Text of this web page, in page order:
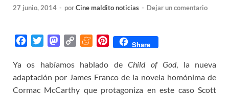
27 junio, 2014 - porCine maldito noticias - Dejar un comentario
c
e
b
i
t
t
M
s
t
o
p
y
L
M
n
e
a
P
t
e
Share
Ya os habíamos hablado deChild of God, la nueva
adaptación por James Franco de la novela homónima de
Cormac McCarthy que protagoniza en este caso Scott